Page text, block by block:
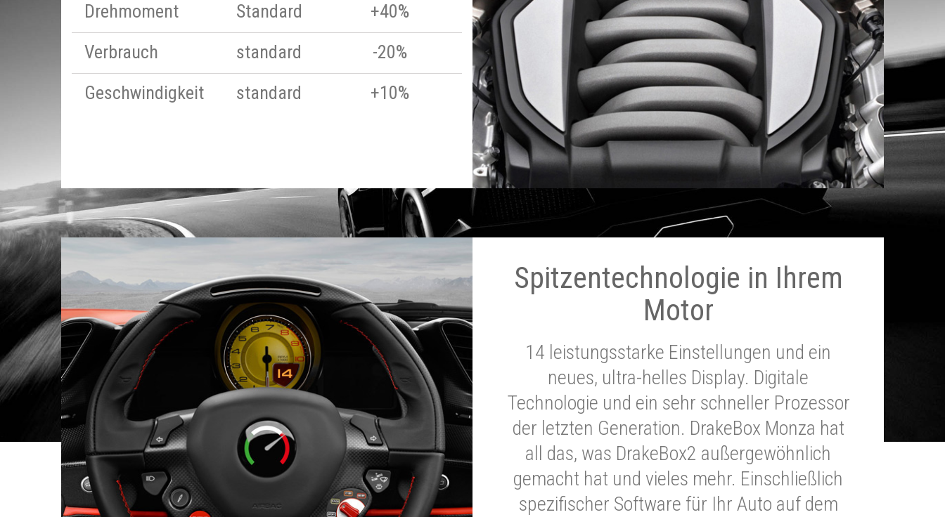
Drehmoment
Standard
+40%
Verbrauch
standard
-20%
Geschwindigkeit
standard +10%
Spitzentechnologie in Ihrem
Motor
14 leistungsstarke Einstellungen und ein
neues, ultra-helles Display. Digitale
Technologie und ein sehr schneller Prozessor
der letzten Generation. DrakeBox Monza hat
all das, was DrakeBox2 außergewöhnlich
gemacht hat und vieles mehr. Einschließlich
spezifischer Software für Ihr Auto auf dem